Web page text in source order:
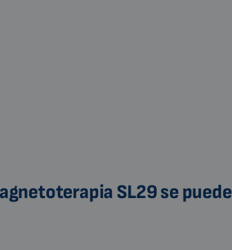
SL29 se